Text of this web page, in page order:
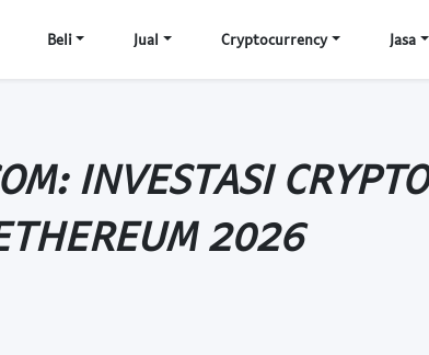
Beli Jual Cryptocurrency Jasa
INVESTASI CRYPTO
2026